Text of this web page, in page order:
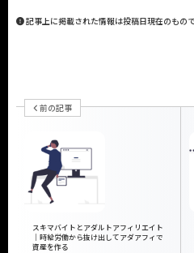
記事上に掲載された情報は投稿日現在のもの
前の記事
スキマバイトとアダルトアフィリエイト
｜時給労働から抜け出してアダアフィで
資産を作る